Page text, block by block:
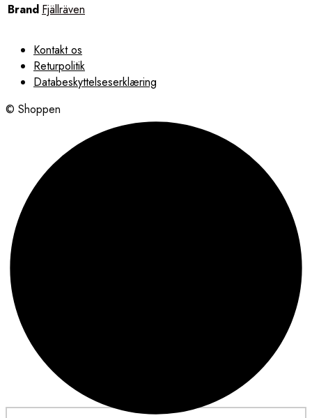
Brand Fjällräven
Kontakt os
Returpolitik
Databeskyttelseserklæring
© Shoppen